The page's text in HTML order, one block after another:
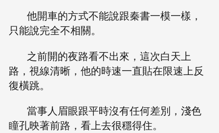
他開車的方式不能說跟秦書一模一樣，
只能說完全不相關。
之前開的夜路看不出來，這次白天上
路，視線清晰，他的時速一直貼在限速上反
復橫跳。
當事人眉眼跟平時沒有任何差別，淺色
瞳孔映著前路，看上去很穩得住。